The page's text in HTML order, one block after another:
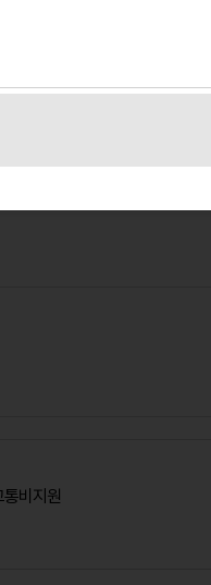
통비지원